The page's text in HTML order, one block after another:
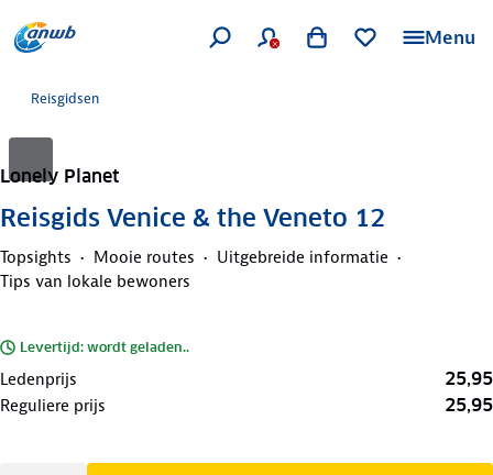
Menu
Reisgidsen
Lonely Planet
Reisgids Venice & the Veneto 12
Topsights Mooie routes
Uitgebreide informatie
Tips van lokale bewoners
Levertijd: wordt geladen..
Ledenprijs 25,95
Reguliere prijs 25,95